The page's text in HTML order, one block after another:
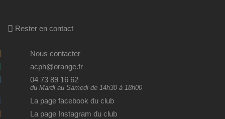
Rester en contact
Nous contacter
acph@orange.fr
04 73 89 16 62
du Mardi au Samedi de 14h30 à 18h00
La page facebook du club
La page Instagram du club